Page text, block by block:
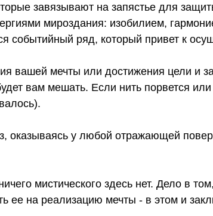
завязывают на запястье для
мироздания: изобилием,
событийный ряд, который привет к
вашей мечты или достижения цели и
вам мешать. Если нить порвется
оказываясь у любой отражающей
мистического здесь нет. Дело в
ее на реализацию мечты - в этом и